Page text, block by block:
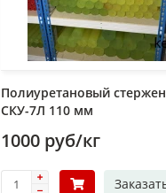
Полиуретановый
СКУ-7Л 110 мм
1000 руб/кг